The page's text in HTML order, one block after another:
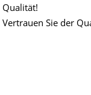
Qualität!
Vertrauen Sie der